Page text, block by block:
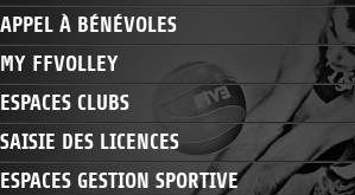
APPEL À BÉNÉVOLES
MY FFVOLLEY
ESPACES CLUBS
SAISIE DES LICENCES
ESPACES GESTION SPORTIVE